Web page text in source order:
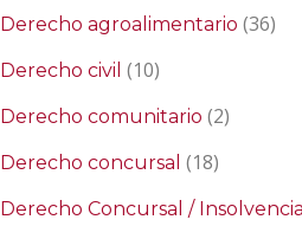
Derecho agroalimentario (36)
Derecho civil (10)
Derecho comunitario (2)
Derecho concursal (18)
Derecho Concursal / Insolvencia